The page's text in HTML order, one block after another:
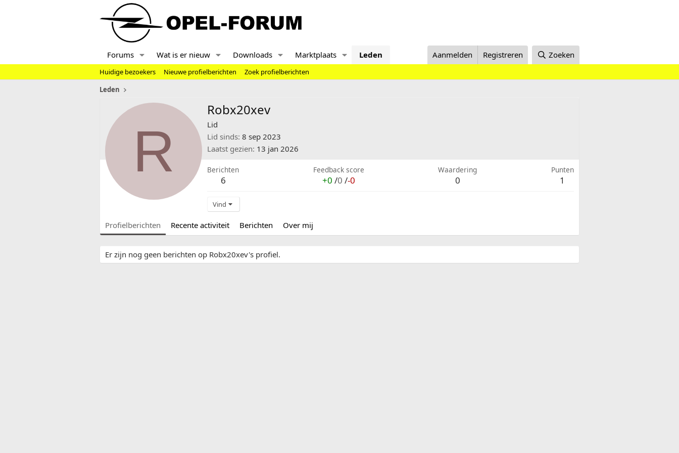
Forums Wat is er nieuw Downloads Marktplaats Leden Aanmelden Registreren Zoeken
Huidige bezoekers Nieuwe profielberichten
Zoek profielberichten
Leden
R
Robx20xev
Lid
Lid sinds 8 sep 2023
Laatst gezien 13 jan 2026
Berichten
6
Feedback score
+0 /0 /-0
Waardering
0
Punten
1
Vind
Profielberichten Recente activiteit Berichten Over mij
Er zijn nog geen berichten op Robx20xev's profiel.